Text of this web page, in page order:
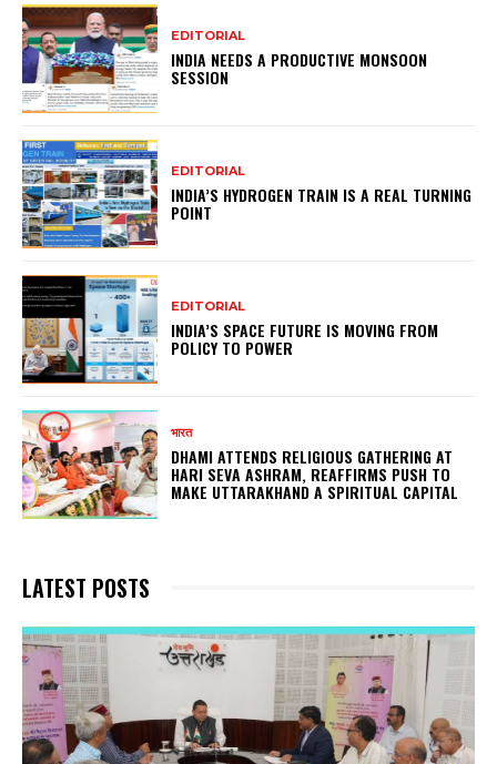
EDITORIAL
INDIA NEEDS A PRODUCTIVE MONSOON
SESSION
EDITORIAL
INDIA’S HYDROGEN TRAIN IS A REAL TURNING
POINT
EDITORIAL
INDIA’S SPACE FUTURE IS MOVING FROM
POLICY TO POWER
भारत
DHAMI ATTENDS RELIGIOUS GATHERING AT
HARI SEVA ASHRAM, REAFFIRMS PUSH TO
MAKE UTTARAKHAND A SPIRITUAL CAPITAL
LATEST POSTS